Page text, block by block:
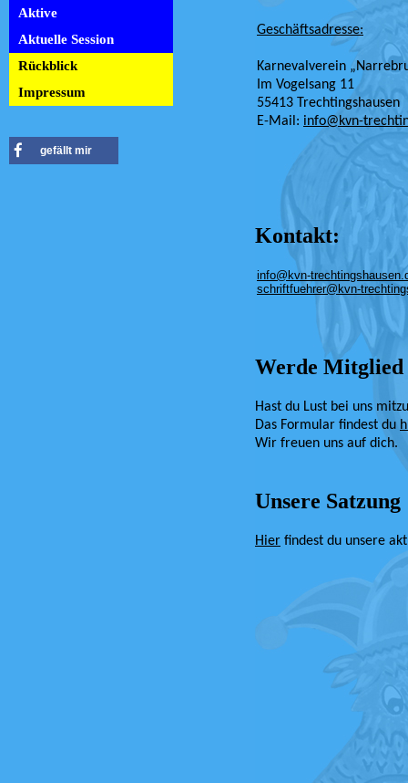
Geschäftsadresse:
Karnevalverein
Im Vogelsang 11
55413 Trechtingshausen
E-Mail: info@kvn-
Kontakt:
info@kvn-
schriftfuehrer@kvn-
Werde Mitglied
Hast du Lust bei uns
Das Formular findest du
Wir freuen uns auf dich.
Unsere Satzung
Hier findest du unsere
Aktive
Aktuelle Session
Rückblick
Impressum
gefällt mir